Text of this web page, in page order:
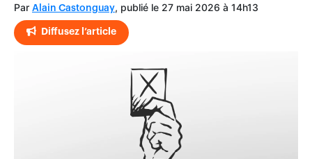
Par Alain Castonguay, publié le 27 mai 2026 à 14h13
Diffusez l’article